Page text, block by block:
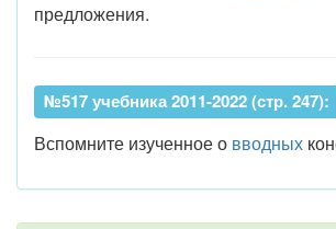
предложения.
№517 учебника 2011-2022 (стр. 247):
Вспомните изученное о вводных